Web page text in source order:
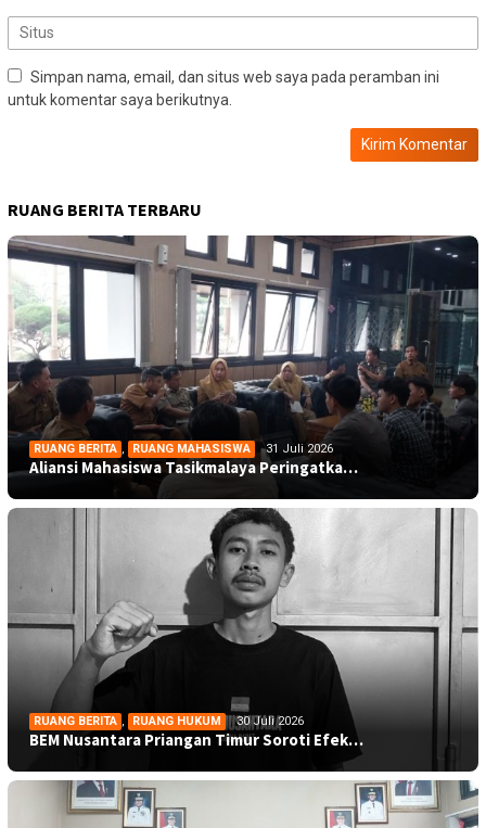
Simpan nama, email, dan situs web saya pada peramban ini
untuk komentar saya berikutnya.
RUANG BERITA TERBARU
RUANG BERITA , RUANG MAHASISWA 31 Juli 2026
Aliansi Mahasiswa Tasikmalaya Peringatka…
RUANG BERITA , RUANG HUKUM 30 Juli 2026
BEM Nusantara Priangan Timur Soroti Efek…